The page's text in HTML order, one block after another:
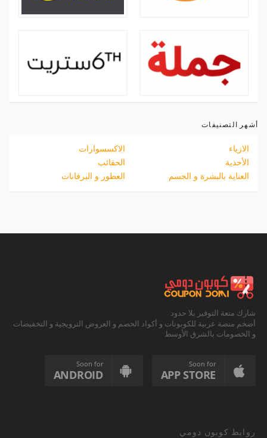
أشهر التصنيفات
الازياء
الاكسسوارات
الأحذية
الحقائب
العناية بالبشرة و الجسم
العطور و البرفانات
شارك متعة التوفير بلا حدود
أضخم منصة عربية للكوبونات و أكواد الخصم و العروض الترويجية و التخفيضات
و الخصومات بالشرق الأوسط
Soon for
APP STORE
Soon for
ANDROID
روابط كوبون دومي